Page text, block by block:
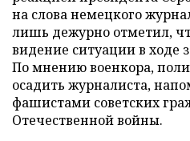
на слова немецкого
лишь дежурно отметил,
видение ситуации в ходе
По мнению военкора,
осадить журналиста,
фашистами советских
Отечественной войны.